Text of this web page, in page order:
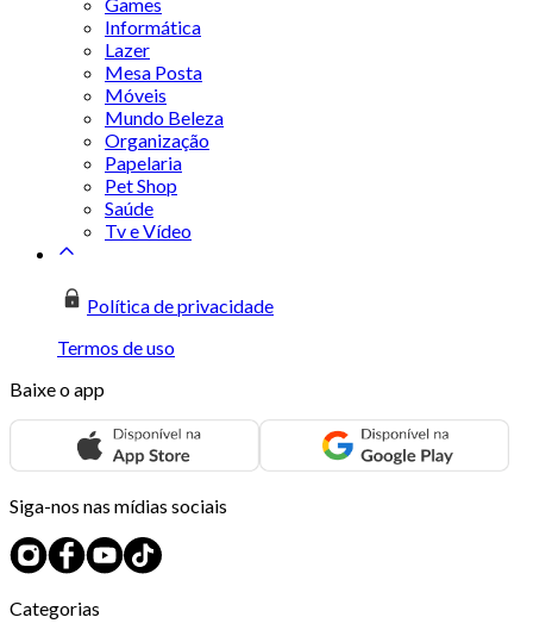
Informática
Lazer
Mesa Posta
Móveis
Mundo Beleza
Organização
Papelaria
Pet Shop
Saúde
Tv e Vídeo
Política de privacidade
Termos de uso
Baixe o app
Siga-nos nas mídias sociais
Categorias